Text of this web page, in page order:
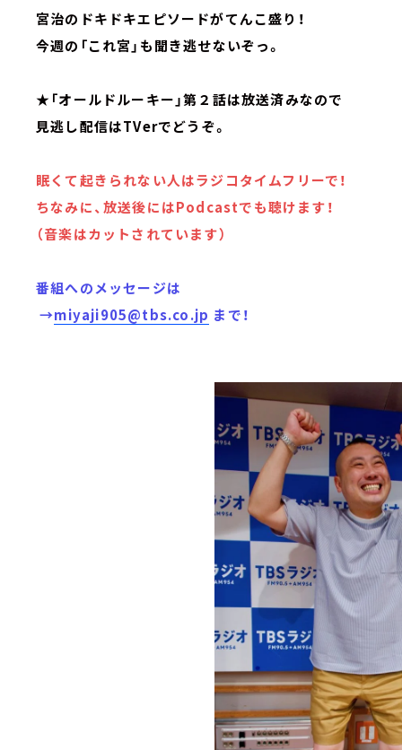
宮治のドキドキエピソードがてんこ盛り！
今週の「これ宮」も聞き逃せないぞっ。
★「オールドルーキー」第２話は放送済みなので
見逃し配信はTVerでどうぞ。
眠くて起きられない人はラジコタイムフリーで！
ちなみに、放送後にはPodcastでも聴けます！
（音楽はカットされています）
番組へのメッセージは
→miyaji905@tbs.co.jp まで！